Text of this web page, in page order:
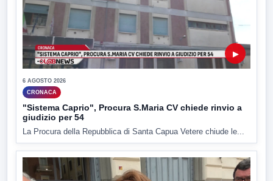
▶
6 AGOSTO 2026
CRONACA
"Sistema Caprio", Procura S.Maria CV chiede rinvio a
giudizio per 54
La Procura della Repubblica di Santa Capua Vetere chiude le...